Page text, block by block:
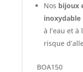
Nos bijoux
inoxydable
à l’eau et
risque
BOA150